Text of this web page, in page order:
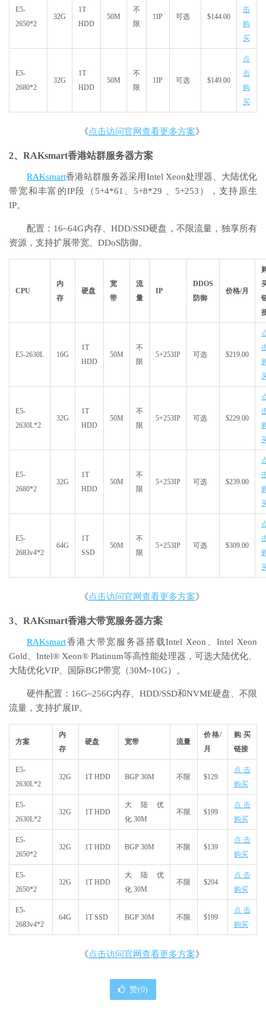
E5-
2650*2
32G
1T
HDD
50M
不
限
1IP 可选 $144.00
击
购
买
E5-
2680*2
32G
1T
HDD
50M
不
限
1IP 可选 $149.00
点
击
购
买
《点击访问官网查看更多方案》
2、RAKsmart香港站群服务器方案
RAKsmart香港站群服务器采用Intel Xeon处理器、大陆优化
带宽和丰富的IP段（5+4*61、5+8*29 、5+253），支持原生
IP。
配置：16~64G内存、HDD/SSD硬盘，不限流量，独享所有
资源，支持扩展带宽、DDoS防御。
CPU
内
存
硬盘
宽
带
流
量
IP
DDOS
防御
价格/月
E5-2630L 16G
1T
HDD
50M
不
限
5+253IP 可选 $219.00
E5-
2630L*2
32G
1T
HDD
50M
不
限
5+253IP 可选 $229.00
E5-
2680*2
32G
1T
HDD
50M
不
限
5+253IP 可选 $239.00
E5-
2683v4*2
64G
1T
SSD
50M
不
限
5+253IP 可选 $309.00
《点击访问官网查看更多方案》
3、RAKsmart香港大带宽服务器方案
RAKsmart香港大带宽服务器搭载Intel Xeon、Intel Xeon
Gold、Intel® Xeon® Platinum等高性能处理器，可选大陆优化、
大陆优化VIP、国际BGP带宽（30M~10G）。
硬件配置：16G~256G内存、HDD/SSD和NVME硬盘、不限
流量，支持扩展IP。
方案
内
存
硬盘 宽带 流量
价格/
月
购买
链接
E5-
2630L*2
32G 1T HDD BGP 30M 不限 $129
点击
购买
E5-
2630L*2
32G 1T HDD
大陆优
化 30M
不限 $199
点击
购买
E5-
2650*2
32G 1T HDD BGP 30M 不限 $139
点击
购买
E5-
2650*2
32G 1T HDD
大陆优
化 30M
不限 $204
点击
购买
E5-
2683v4*2
64G 1T SSD BGP 30M 不限 $199
点击
购买
《点击访问官网查看更多方案》
赞(0)